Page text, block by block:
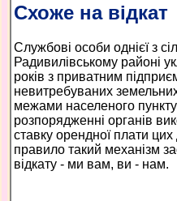
Схоже на відкат
Службові особи однієї з
Радивилівському районі
років з приватним
невитребуваних
межами населеного
розпорядженні органів
ставку орендної плати
правило такий механізм
відкату - ми вам, ви - нам.